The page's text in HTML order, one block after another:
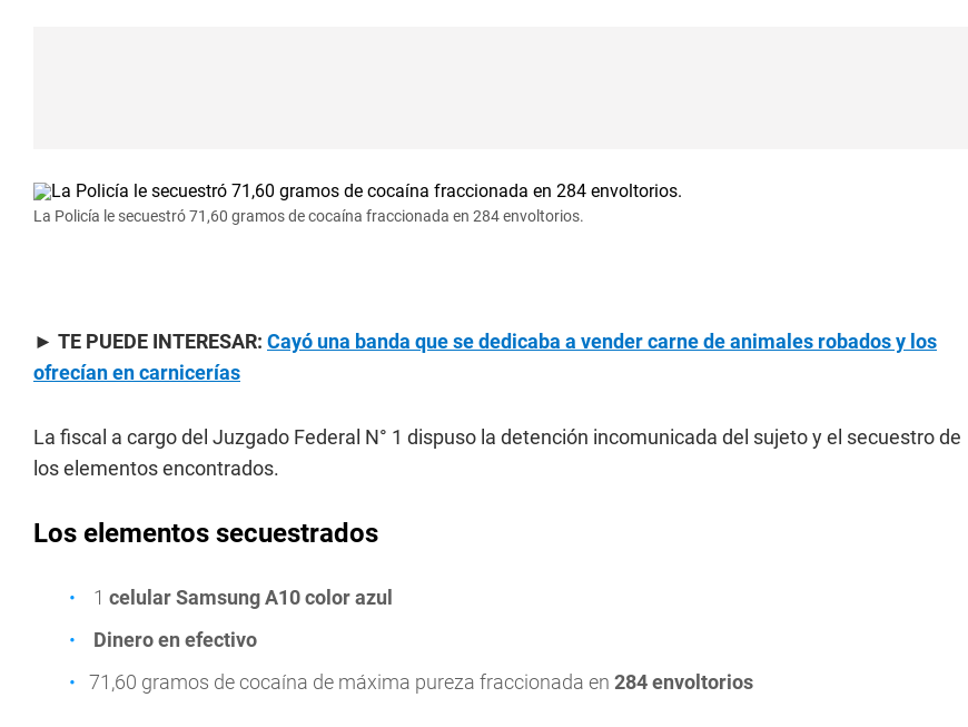
La Policía le secuestró 71,60 gramos de cocaína fraccionada en 284 envoltorios.
► TE PUEDE INTERESAR: Cayó una banda que se dedicaba a vender carne de animales robados y los
ofrecían en carnicerías
La fiscal a cargo del Juzgado Federal N° 1 dispuso la detención incomunicada del sujeto y el secuestro de
los elementos encontrados.
Los elementos secuestrados
1 celular Samsung A10 color azul
Dinero en efectivo
71,60 gramos de cocaína de máxima pureza fraccionada en 284 envoltorios